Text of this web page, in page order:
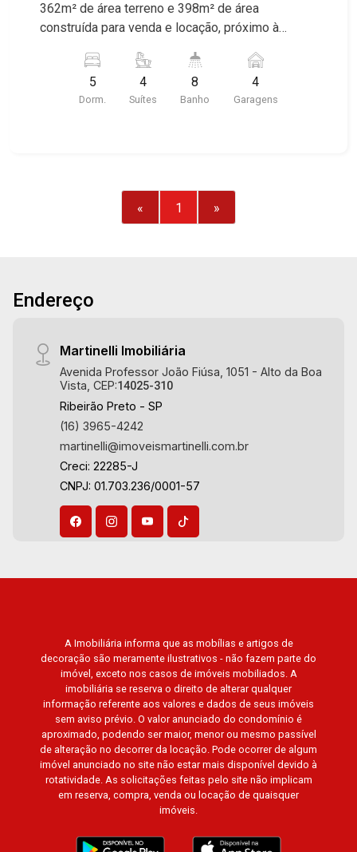
362m² de área terreno e 398m² de área
construída para venda e locação, próximo à
Ribeirão Preto/SP. Conheça as características
deste imóvel que a Martinelli Imobiliária
selecionou para você: - 362m² de área terreno e
banheiro privativo (reversível para 5ª suíte) -
Cozinha e área de serviço planejadas - Adega
Energia fotovoltaica - Cerca elétrica - 4 vagas
Martinelli Imobiliária, referência no mercado
Locação e Lançamentos! Avenida João Fiúsa,
1051 - Alto da Boa Vista | Ribeirão Preto.
5
Dorm.
4
Suítes
8
Banho
4
Garagens
« 1 »
Endereço
Martinelli Imobiliária
Avenida Professor João Fiúsa, 1051 - Alto da Boa
Vista, CEP:14025-310
Ribeirão Preto - SP
(16) 3965-4242
martinelli@imoveismartinelli.com.br
Creci: 22285-J
CNPJ: 01.703.236/0001-57
A Imobiliária informa que as mobílias e artigos de
decoração são meramente ilustrativos - não fazem parte do
imóvel, exceto nos casos de imóveis mobiliados. A
imobiliária se reserva o direito de alterar qualquer
informação referente aos valores e dados de seus imóveis
sem aviso prévio. O valor anunciado do condomínio é
aproximado, podendo ser maior, menor ou mesmo passível
de alteração no decorrer da locação. Pode ocorrer de algum
imóvel anunciado no site não estar mais disponível devido à
rotatividade. As solicitações feitas pelo site não implicam
em reserva, compra, venda ou locação de quaisquer
imóveis.